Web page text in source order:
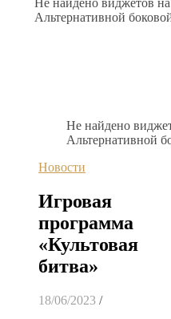
Не найдено виджетов на
Альтернативной
Не найдено
Альтернативной
Новости
Игровая
программа
«Культовая
битва»
18/06/2023 /